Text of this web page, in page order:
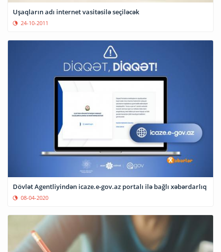
Uşaqların adı internet vasitəsilə seçiləcək
24-10-2011
Dövlət Agentliyindən icaze.e-gov.az portalı ilə bağlı xəbərdarlıq
08-04-2020